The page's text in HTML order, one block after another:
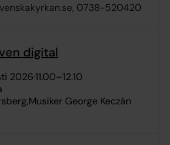
0738-520420
digital
2026·11.00–12.10
Musiker George Keczán